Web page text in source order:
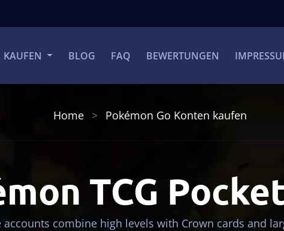
KAUFEN BLOG FAQ BEWERTUNGEN
Home Pokémon Go Konten kaufen
TCG
combine high levels with Crown cards and